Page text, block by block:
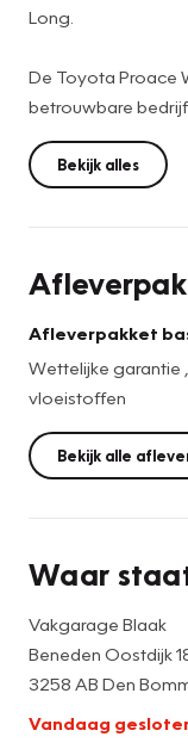
Long.
De Toyota Proace
betrouwbare
bedrijven. Met zijn
moderne
logistiek.
- Luxe
- Laadruimte
- Extra verlichting
- Met trekhaak.
Bekijk alles
Afleverpakket
Wettelijke garantie
vloeistoffen
Bekijk alle
Waar
Vakgarage Blaak
Beneden Oostdijk
3258 AB Den
Vandaag